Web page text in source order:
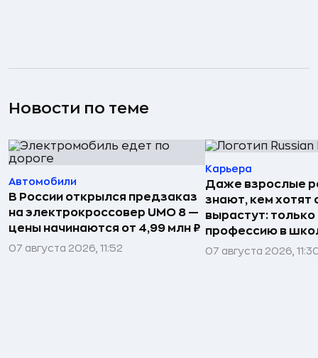
Новости по теме
Автомобили
В России открылся предзаказ
на электрокроссовер UMO 8 —
цены начинаются от 4,99 млн ₽
07 августа 2026, 11:52
Карьера
Даже взрослые
знают, кем хотят
вырастут:
профессию в
07 августа 2026,